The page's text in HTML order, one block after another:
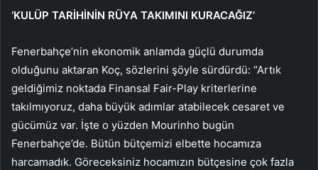
‘KULÜP TARİHİNİN RÜYA TAKIMINI KURACAĞIZ’
Fenerbahçe’nin ekonomik anlamda güçlü durumda
olduğunu aktaran Koç, sözlerini şöyle sürdürdü: “Artık
geldiğimiz noktada Finansal Fair-Play kriterlerine
takılmıyoruz, daha büyük adımlar atabilecek cesaret ve
gücümüz var. İşte o yüzden Mourinho bugün
Fenerbahçe’de. Bütün bütçemizi elbette hocamıza
harcamadık. Göreceksiniz hocamızın bütçesine çok fazla